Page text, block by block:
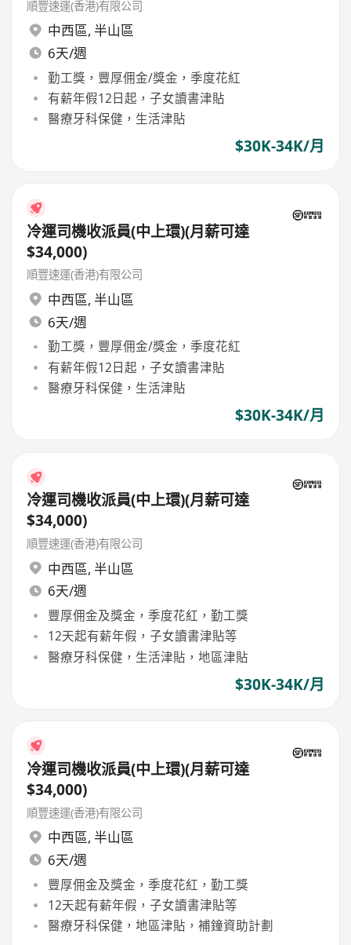
順豐速運(香港)有限公司
中西區, 半山區
6天/週
勤工獎，豐厚佣金/獎金，季度花紅
有薪年假12日起，子女讀書津貼
醫療牙科保健，生活津貼
$30K-34K/月
冷運司機收派員(中上環)(月薪可達
$34,000)
順豐速運(香港)有限公司
中西區, 半山區
6天/週
勤工獎，豐厚佣金/獎金，季度花紅
有薪年假12日起，子女讀書津貼
醫療牙科保健，生活津貼
$30K-34K/月
冷運司機收派員(中上環)(月薪可達
$34,000)
順豐速運(香港)有限公司
中西區, 半山區
6天/週
豐厚佣金及獎金，季度花紅，勤工獎
12天起有薪年假，子女讀書津貼等
醫療牙科保健，生活津貼，地區津貼
$30K-34K/月
冷運司機收派員(中上環)(月薪可達
$34,000)
順豐速運(香港)有限公司
中西區, 半山區
6天/週
豐厚佣金及獎金，季度花紅，勤工獎
12天起有薪年假，子女讀書津貼等
醫療牙科保健，地區津貼，補鐘資助計劃